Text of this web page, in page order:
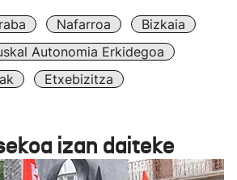
Nafarroa
Bizkaia
Autonomia Erkidegoa
Etxebizitza
izan daiteke